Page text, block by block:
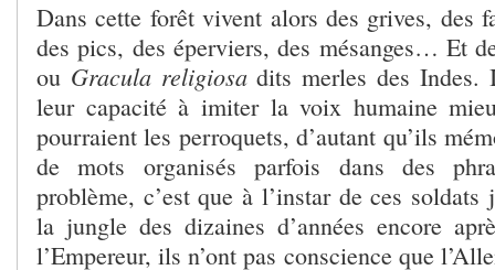
Dans cette forêt vivent alors des grives, des
des pics, des éperviers, des mésanges… Et
ou Gracula religiosadits merles des Indes.
leur capacité à imiter la voix humaine
pourraient les perroquets, d’autant qu’ils
de mots organisés parfois dans des
problème, c’est que à l’instar de ces soldats
la jungle des dizaines d’années encore
l’Empereur, ils n’ont pas conscience que